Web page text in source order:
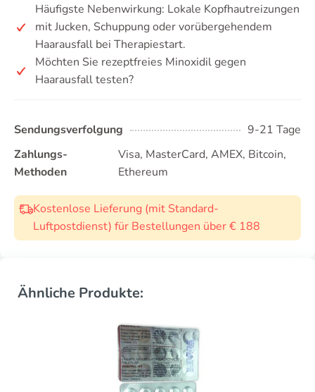
Häufigste Nebenwirkung: Lokale Kopfhautreizungen
mit Jucken, Schuppung oder vorübergehendem
Haarausfall bei Therapiestart.
Möchten Sie rezeptfreies Minoxidil gegen
Haarausfall testen?
Sendungsverfolgung
9-21 Tage
Zahlungs-
Methoden
Visa, MasterCard, AMEX, Bitcoin,
Ethereum
Kostenlose Lieferung (mit Standard-
Luftpostdienst) für Bestellungen über € 188
Ähnliche Produkte: